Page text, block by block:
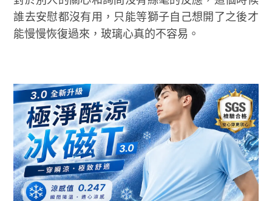
誰去安慰都沒有用，只能等獅子自己想開了之後才
能慢慢恢復過來，玻璃心真的不容易。